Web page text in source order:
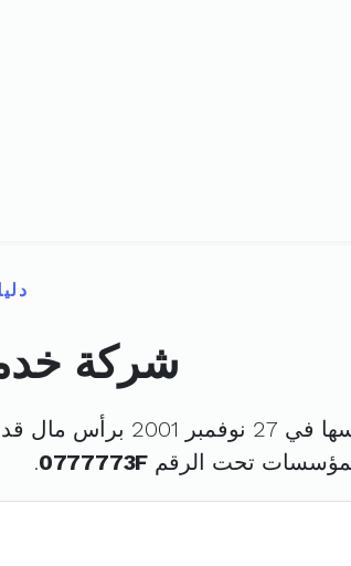
شركة
برأس مال قدره
تحت الرقم 0777773F
.